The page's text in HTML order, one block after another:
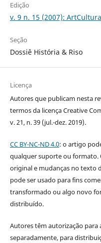
Edição
v. 9 n. 15 (2007): ArtCultura
Seção
Dossiê História & Riso
Licença
Autores que publicam nesta
termos da licença Creative
v. 21, n. 39 (jul.-dez. 2019).
CC BY-NC-ND 4.0: o artigo
qualquer suporte ou formato.
original e mudanças no texto
pode ser usado para fins
transformado ou algo novo
distribuído.
Autores têm autorização
separadamente, para